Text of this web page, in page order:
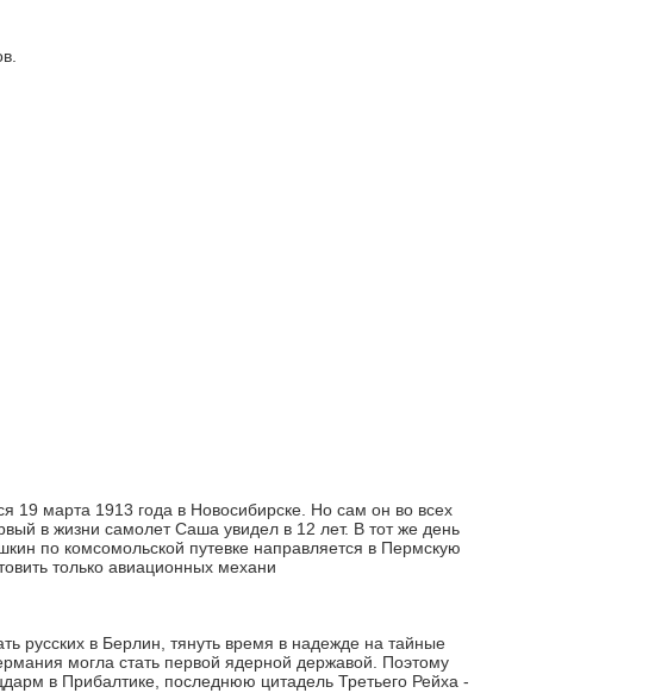
19 марта 1913 года в Новосибирске. Но сам он во всех
в жизни самолет Саша увидел в 12 лет. В тот же день
по комсомольской путевке направляется в Пермскую
только авиационных механи
русских в Берлин, тянуть время в надежде на тайные
могла стать первой ядерной державой. Поэтому
в Прибалтике, последнюю цитадель Третьего Рейха -